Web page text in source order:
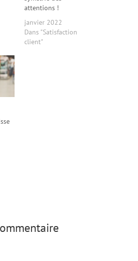
attentions !
janvier 2022
Dans "Satisfaction
client"